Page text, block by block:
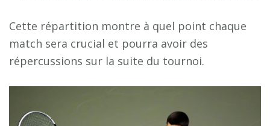
Cette répartition montre à quel point chaque
match sera crucial et pourra avoir des
répercussions sur la suite du tournoi.